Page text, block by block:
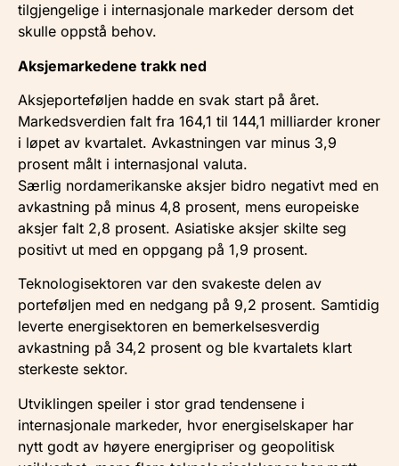
tilgjengelige i internasjonale markeder dersom det
skulle oppstå behov.
Aksjemarkedene trakk ned
Aksjeporteføljen hadde en svak start på året.
Markedsverdien falt fra 164,1 til 144,1 milliarder kroner
i løpet av kvartalet. Avkastningen var minus 3,9
prosent målt i internasjonal valuta.
Særlig nordamerikanske aksjer bidro negativt med en
avkastning på minus 4,8 prosent, mens europeiske
aksjer falt 2,8 prosent. Asiatiske aksjer skilte seg
positivt ut med en oppgang på 1,9 prosent.
Teknologisektoren var den svakeste delen av
porteføljen med en nedgang på 9,2 prosent. Samtidig
leverte energisektoren en bemerkelsesverdig
avkastning på 34,2 prosent og ble kvartalets klart
sterkeste sektor.
Utviklingen speiler i stor grad tendensene i
internasjonale markeder, hvor energiselskaper har
nytt godt av høyere energipriser og geopolitisk